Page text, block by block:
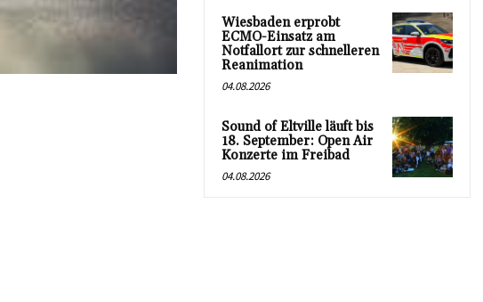
Wiesbaden erprobt
ECMO-Einsatz am
Notfallort zur schnelleren
Reanimation
04.08.2026
Sound of Eltville läuft bis
18. September: Open Air
Konzerte im Freibad
04.08.2026